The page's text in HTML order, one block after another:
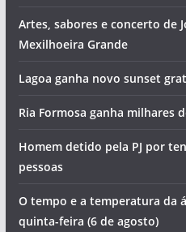
Artes, sabores e concerto de
Mexilhoeira Grande
Lagoa ganha novo sunset
Ria Formosa ganha milhares
Homem detido pela PJ por
pessoas
O tempo e a temperatura da
quinta-feira (6 de agosto)